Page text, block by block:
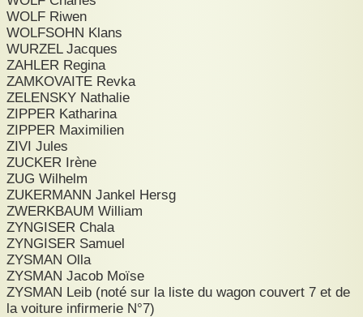
WOLF Riwen
WOLFSOHN Klans
WURZEL Jacques
ZAHLER Regina
ZAMKOVAITE Revka
ZELENSKY Nathalie
ZIPPER Katharina
ZIPPER Maximilien
ZIVI Jules
ZUCKER Irène
ZUG Wilhelm
ZUKERMANN Jankel Hersg
ZWERKBAUM William
ZYNGISER Chala
ZYNGISER Samuel
ZYSMAN Olla
ZYSMAN Jacob Moïse
ZYSMAN Leib (noté sur la liste du wagon couvert 7 et de
la voiture infirmerie N°7)